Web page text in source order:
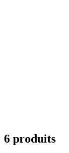
6 produits